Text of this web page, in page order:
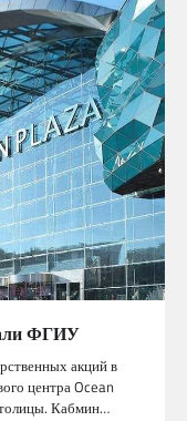
ФГИУ
акций в
центра Ocean
Кабмин…